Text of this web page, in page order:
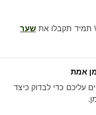
שער
אמת
כדי לבדוק כיצד